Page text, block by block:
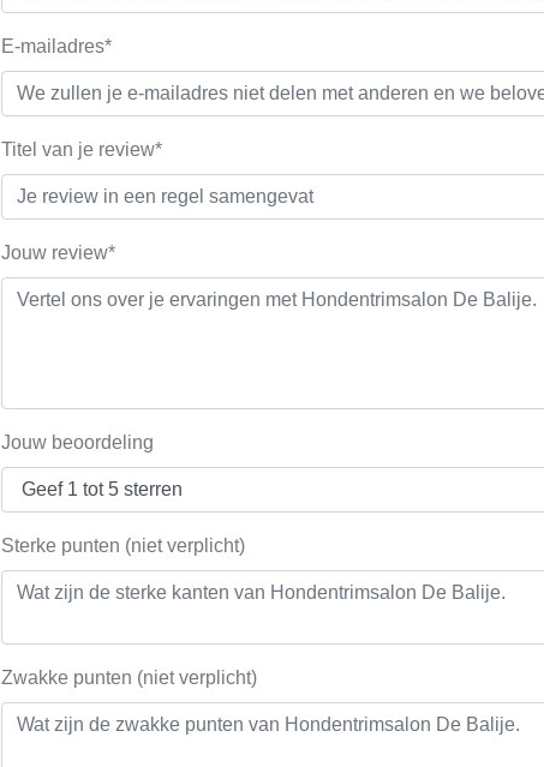
E-mailadres*
Titel van je review*
Jouw review*
Jouw beoordeling
Sterke punten (niet verplicht)
Zwakke punten (niet verplicht)